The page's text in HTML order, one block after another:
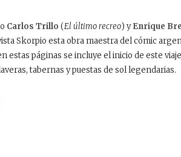
Carlos Trillo (El último recreo) yEnrique
Skorpio esta obra maestra del cómic
estas páginas se incluye el inicio de este
tabernas y puestas de sol legendarias.